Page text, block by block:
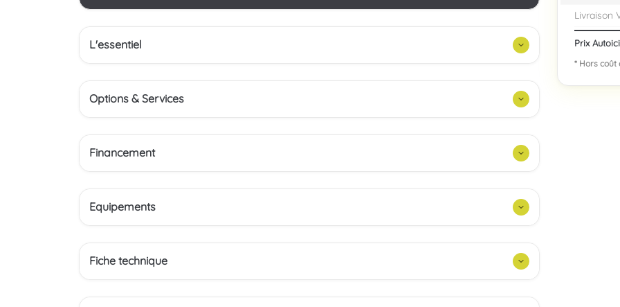
Livraison
Prix
* Hors coût
L'essentiel
Options & Services
Financement
Equipements
Fiche technique